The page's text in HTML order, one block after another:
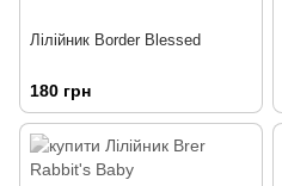
Лілійник Border Blessed
180 грн